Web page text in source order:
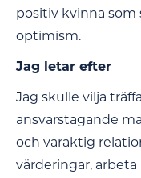
positiv kvinna
optimism.
Jag letar efter
Jag skulle vilja
ansvarstagande
och varaktig
värderingar,